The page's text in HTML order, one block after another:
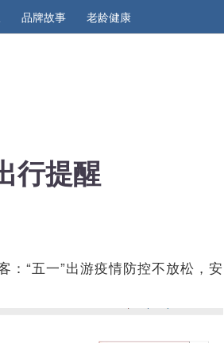
品牌故事 老龄健康
行提醒
：“五一”出游疫情防控不放松，安